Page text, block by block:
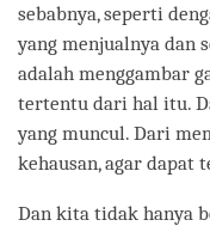
sebabnya, seperti
yang menjualnya dan
adalah menggambar
tertentu dari hal itu.
yang muncul. Dari
kehausan, agar dapat
Dan kita tidak hanya